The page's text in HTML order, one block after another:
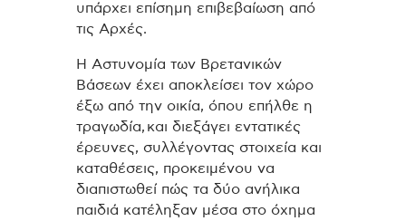
υπάρχει επίσημη επιβεβαίωση από
τις Αρχές.
Η Αστυνομία των Βρετανικών
Βάσεων έχει αποκλείσει τον χώρο
έξω από την οικία, όπου επήλθε η
τραγωδία, και διεξάγει εντατικές
έρευνες, συλλέγοντας στοιχεία και
καταθέσεις, προκειμένου να
διαπιστωθεί πώς τα δύο ανήλικα
παιδιά κατέληξαν μέσα στο όχημα